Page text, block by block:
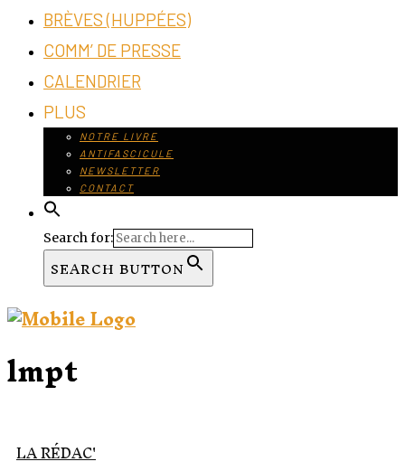
BRÈVES (HUPPÉES)
COMM’ DE PRESSE
CALENDRIER
PLUS
NOTRE LIVRE
ANTIFASCICULE
NEWSLETTER
CONTACT
Search for:
SEARCH BUTTON
lmpt
LA RÉDAC'